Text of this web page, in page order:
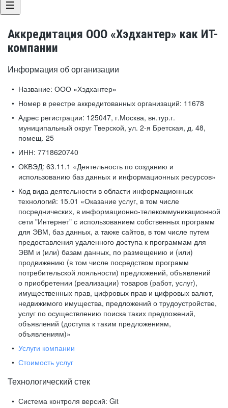
Аккредитация ООО «Хэдхантер» как ИТ-
компании
Информация об организации
Название: ООО «Хэдхантер»
Номер в реестре аккредитованных организаций: 11678
Адрес регистрации: 125047, г.Москва, вн.тур.г.
муниципальный округ Тверской, ул. 2-я Бретская, д. 48,
помещ. 25
ИНН: 7718620740
ОКВЭД: 63.11.1 «Деятельность по созданию и
использованию баз данных и информационных ресурсов»
Код вида деятельности в области информационных
технологий: 15.01 «Оказание услуг, в том числе
посреднических, в информационно-телекоммуникационной
сети "Интернет" с использованием собственных программ
для ЭВМ, баз данных, а также сайтов, в том числе путем
предоставления удаленного доступа к программам для
ЭВМ и (или) базам данных, по размещению и (или)
продвижению (в том числе посредством программ
потребительской лояльности) предложений, объявлений
о приобретении (реализации) товаров (работ, услуг),
имущественных прав, цифровых прав и цифровых валют,
недвижимого имущества, предложений о трудоустройстве,
услуг по осуществлению поиска таких предложений,
объявлений (доступа к таким предложениям,
объявлениям)»
Услуги компании
Стоимость услуг
Технологический стек
Система контроля версий: Git